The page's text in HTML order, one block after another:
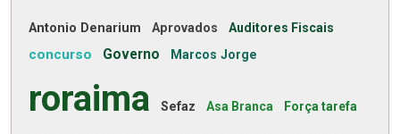
Antonio Denarium Aprovados Auditores Fiscais
concurso Governo Marcos Jorge
roraima Sefaz Asa Branca Força tarefa